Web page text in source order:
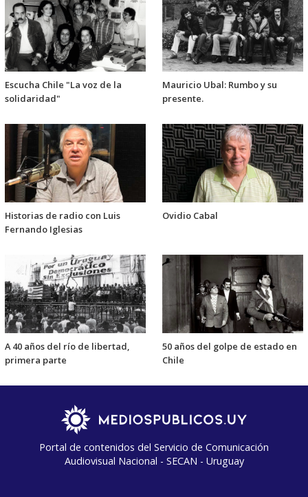
Escucha Chile "La voz de la
solidaridad"
Mauricio Ubal: Rumbo y su
presente.
Historias de radio con Luis
Fernando Iglesias
Ovidio Cabal
A 40 años del río de libertad,
primera parte
50 años del golpe de estado en
Chile
Portal de contenidos del Servicio de Comunicación
Audiovisual Nacional - SECAN - Uruguay